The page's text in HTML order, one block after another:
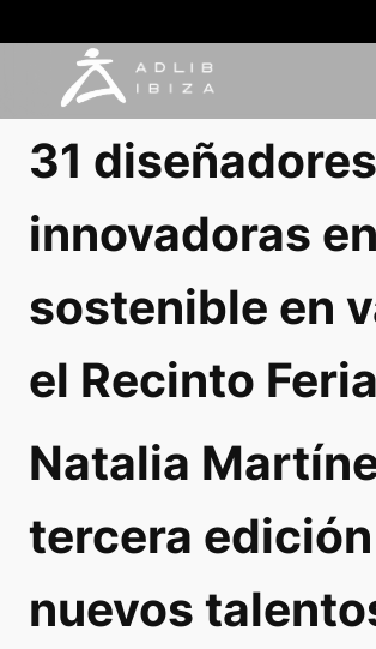
31
innovadoras
sostenible en
el Recinto
Natalia
tercera
nuevos